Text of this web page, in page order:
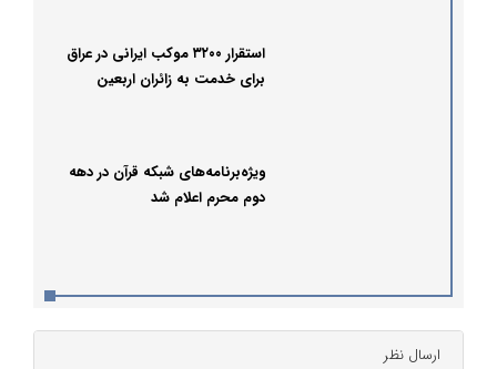
استقرار ۳۲۰۰ موکب ایرانی در عراق
برای خدمت به زائران اربعین
ویژه‌برنامه‌های شبکه قرآن در دهه
دوم محرم اعلام شد
ارسال نظر